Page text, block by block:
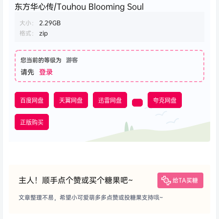
东方华心传/Touhou Blooming Soul
大小：
2.29GB
格式：
zip
您当前的等级为 游客
请先 登录
百度网盘 天翼网盘 迅雷网盘 夸克网盘
正版购买
主人！顺手点个赞或买个糖果吧~ 给TA买糖
文章整理不易，希望小可爱萌多多点赞或投糖果支持哦~